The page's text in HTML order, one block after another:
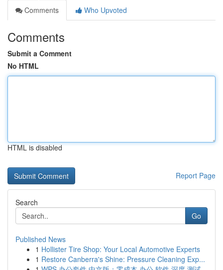
Comments
Who Upvoted
Comments
Submit a Comment
No HTML
HTML is disabled
Report Page
Search
Go
Published News
1 Hollister Tire Shop: Your Local Automotive Experts
1 Restore Canberra's Shine: Pressure Cleaning Exp...